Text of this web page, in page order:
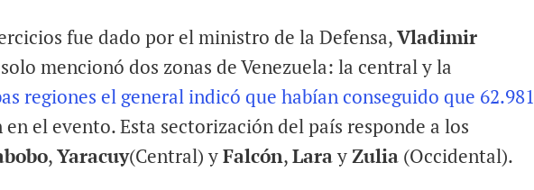
fue dado por el ministro de la Defensa,Vladimir
mencionó dos zonas de Venezuela: la central y la
regiones el general indicó que habían conseguido que 62.981
el evento. Esta sectorización del país responde a los
,Yaracuy(Central) yFalcón,LarayZulia (Occidental).